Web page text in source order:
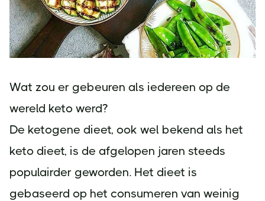
Wat zou er gebeuren als iedereen op de
wereld keto werd?
De ketogene dieet, ook wel bekend als het
keto dieet, is de afgelopen jaren steeds
populairder geworden. Het dieet is
gebaseerd op het consumeren van weinig